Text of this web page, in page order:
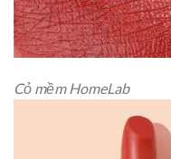
Cỏ mềm HomeLab